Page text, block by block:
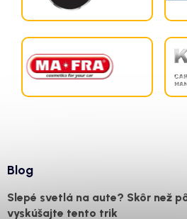
Blog
Slepé svetlá na aute? Skôr než
vyskúšajte tento trik